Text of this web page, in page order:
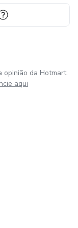
opinião da Hotmart.
aqui